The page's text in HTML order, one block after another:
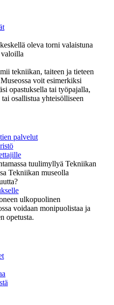
tekniikan, taiteen ja tieteen
voit esimerkiksi
opastuksella tai työpajalla,
osallistua yhteisölliseen
palvelut
ulkopuolinen
voidaan monipuolistaa ja
opetusta.